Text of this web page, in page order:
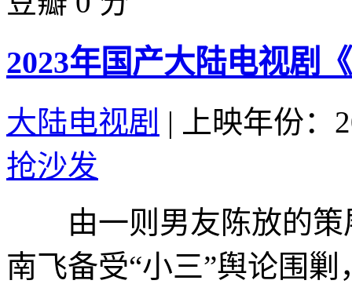
2023年国产大陆电视剧
大陆电视剧 |
上映年份：
抢沙发
由一则男友陈放的策
南飞备受“小三”舆论围